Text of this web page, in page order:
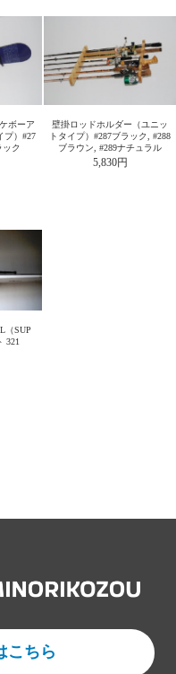
ボーア
プ）#27
ック
壁掛ロッドホルダー（ユニッ
トタイプ）#287ブラック, #288
ブラウン, #289ナチュラル
5,830円
（SUP
321
こちら